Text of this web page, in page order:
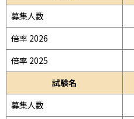
募集人数
倍率 2026
倍率 2025
試験名
募集人数